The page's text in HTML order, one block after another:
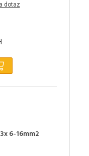
dotaz
6-16mm2